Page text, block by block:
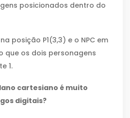
posicionados dentro do
posição P1(3,3) e o NPC em
que os dois personagens
1.
cartesiano é muito
digitais?